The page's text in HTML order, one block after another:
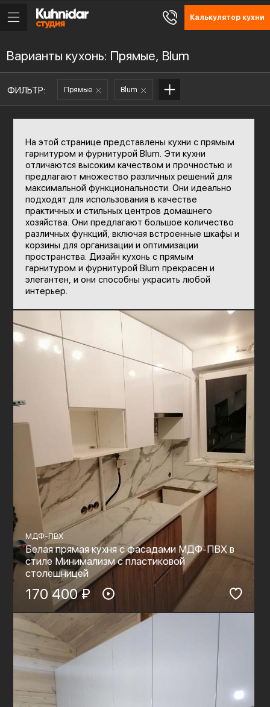
Калькулятор кухни
Варианты кухонь: Прямые, Blum
ФИЛЬТР: Прямые Blum
На этой странице представлены кухни с прямым
гарнитуром и фурнитурой Blum. Эти кухни
отличаются высоким качеством и прочностью и
предлагают множество различных решений для
максимальной функциональности. Они идеально
подходят для использования в качестве
практичных и стильных центров домашнего
хозяйства. Они предлагают большое количество
различных функций, включая встроенные шкафы и
корзины для организации и оптимизации
пространства. Дизайн кухонь с прямым
гарнитуром и фурнитурой Blum прекрасен и
элегантен, и они способны украсить любой
интерьер.
МДФ-ПВХ
Белая прямая кухня с фасадами МДФ-ПВХ в
стиле Минимализм с пластиковой
столешницей
170 400 ₽